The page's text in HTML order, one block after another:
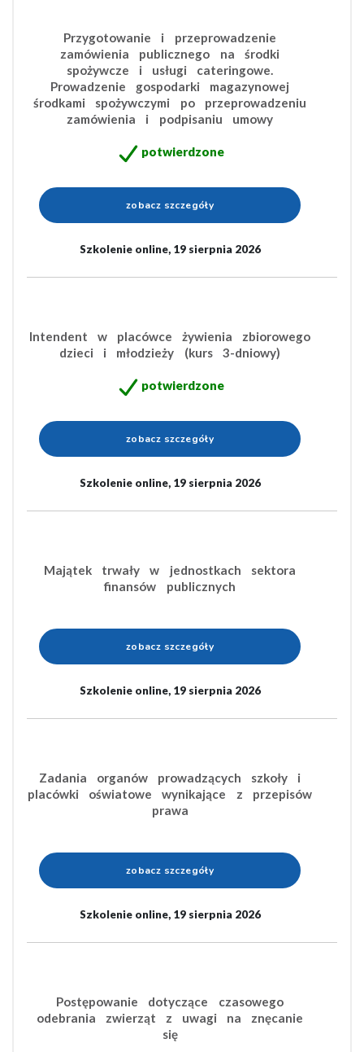
Przygotowanie i przeprowadzenie
zamówienia publicznego na środki
spożywcze i usługi cateringowe.
Prowadzenie gospodarki magazynowej
środkami spożywczymi po przeprowadzeniu
zamówienia i podpisaniu umowy
potwierdzone
zobacz szczegóły
Szkolenie online, 19 sierpnia 2026
Intendent w placówce żywienia zbiorowego
dzieci i młodzieży (kurs 3-dniowy)
potwierdzone
zobacz szczegóły
Szkolenie online, 19 sierpnia 2026
Majątek trwały w jednostkach sektora
finansów publicznych
zobacz szczegóły
Szkolenie online, 19 sierpnia 2026
Zadania organów prowadzących szkoły i
placówki oświatowe wynikające z przepisów
prawa
zobacz szczegóły
Szkolenie online, 19 sierpnia 2026
Postępowanie dotyczące czasowego
odebrania zwierząt z uwagi na znęcanie
się